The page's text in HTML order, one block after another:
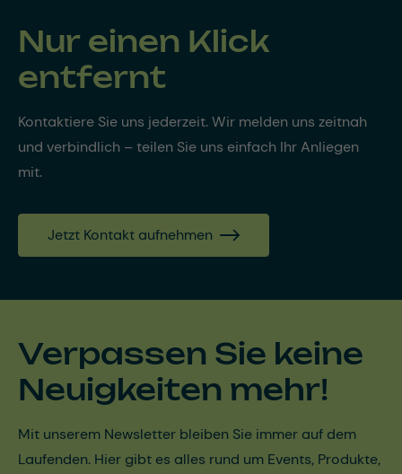
Nur einen Klick
entfernt
Kontaktiere Sie uns jederzeit. Wir melden uns zeitnah
und verbindlich – teilen Sie uns einfach Ihr Anliegen
mit.
Jetzt Kontakt aufnehmen
Verpassen Sie keine
Neuigkeiten mehr!
Mit unserem Newsletter bleiben Sie immer auf dem
Laufenden. Hier gibt es alles rund um Events, Produkte,